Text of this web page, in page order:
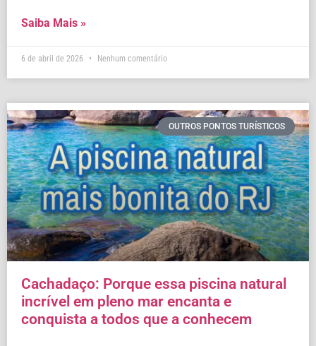
Saiba Mais »
6 de abril de 2026 Nenhum comentário
OUTROS PONTOS TURÍSTICOS
Cachadaço: Porque essa piscina natural
incrível em pleno mar encanta e
conquista a todos que a conhecem